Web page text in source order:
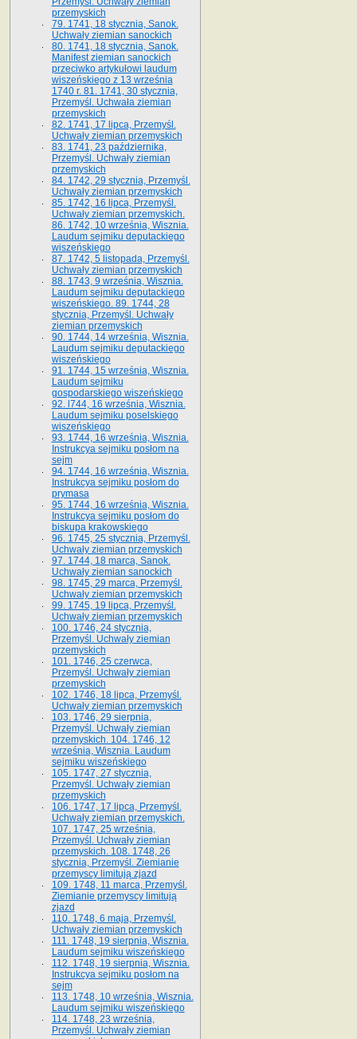
przemyskich
79. 1741, 18 stycznia, Sanok.
Uchwały ziemian sanockich
80. 1741, 18 stycznia, Sanok.
Manifest ziemian sanockich
przeciwko artykułowi laudum
wiszeńskiego z 13 wrze­śnia
1740 r. 81. 1741, 30 stycznia,
Przemyśl. Uchwała ziemian
przemyskich
82. 1741, 17 lipca, Przemyśl.
Uchwały ziemian przemyskich
83. 1741, 23 października,
Przemyśl. Uchwały ziemian
przemyskich
84. 1742, 29 stycznia, Przemyśl.
Uchwały ziemian przemyskich
85. 1742, 16 lipca, Przemyśl.
Uchwały ziemian przemyskich.
86. 1742, 10 września, Wisznia.
Laudum sejmiku deputackiego
wiszeńskiego
87. 1742, 5 listopada, Przemyśl.
Uchwały ziemian przemyskich
88. 1743, 9 września, Wisznia.
Laudum sejmiku deputackiego
wiszeńskiego. 89. 1744, 28
stycznia, Przemyśl. Uchwały
ziemian przemyskich
90. 1744, 14 września, Wisznia.
Laudum sejmiku deputackiego
wiszeńskiego
91. 1744, 15 września, Wisznia.
Laudum sejmiku
gospodarskiego wiszeńskiego
92. l744, 16 września, Wisznia.
Laudum sejmiku poselskiego
wiszeńskiego
93. 1744, 16 września, Wisznia.
Instrukcya sejmiku posłom na
sejm
94. 1744, 16 września, Wisznia.
Instrukcya sejmiku posłom do
prymasa
95. 1744, 16 września, Wisznia.
Instrukcya sejmiku posłom do
biskupa krakowskiego
96. 1745, 25 stycznia, Przemyśl.
Uchwały ziemian przemyskich
97. 1744, 18 marca, Sanok.
Uchwały ziemian sanockich
98. 1745, 29 marca, Przemyśl.
Uchwały ziemian przemyskich
99. 1745, 19 lipca, Przemyśl.
Uchwały ziemian przemyskich
100. 1746, 24 stycznia,
Przemyśl. Uchwały ziemian
przemyskich
101. 1746, 25 czerwca,
Przemyśl. Uchwały ziemian
przemyskich
102. 1746, 18 lipca, Przemyśl.
Uchwały ziemian przemyskich
103. 1746, 29 sierpnia,
Przemyśl. Uchwały ziemian
przemyskich. 104. 1746, 12
września, Wisznia. Laudum
sejmiku wiszeńskiego
105. 1747, 27 stycznia,
Przemyśl. Uchwały ziemian
przemyskich
106. 1747, 17 lipca, Przemyśl.
Uchwały ziemian przemyskich.
107. 1747, 25 września,
Przemyśl. Uchwały ziemian
przemyskich. 108. 1748, 26
stycznia, Przemyśl. Ziemianie
przemyscy limitują zjazd
109. 1748, 11 marca, Przemyśl.
Ziemianie przemyscy limitują
zjazd
110. 1748, 6 maja, Przemyśl.
Uchwały ziemian przemyskich
111. 1748, 19 sierpnia, Wisznia.
Laudum sejmiku wiszeńskiego
112. 1748, 19 sierpnia, Wisznia.
Instrukcya sejmiku posłom na
sejm
113. 1748, 10 września, Wisznia.
Laudum sejmiku wiszeńskiego
114. 1748, 23 września,
Przemyśl. Uchwały ziemian